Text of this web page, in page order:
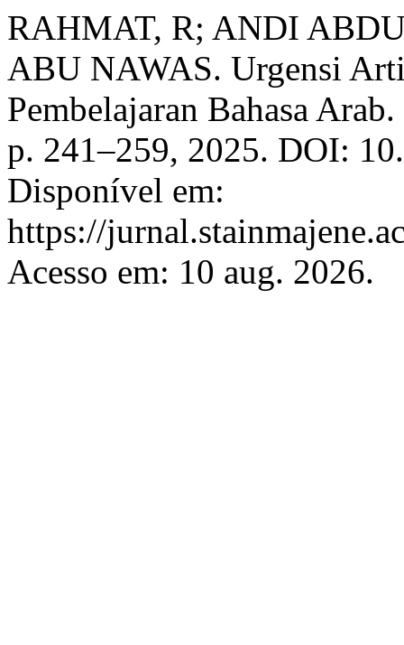
RAHMAT, R; ANDI
ABU NAWAS. Urgensi
Pembelajaran Bahasa Arab.
p. 241–259, 2025. DOI:
Disponível em:
https://
Acesso em: 10 aug. 2026.